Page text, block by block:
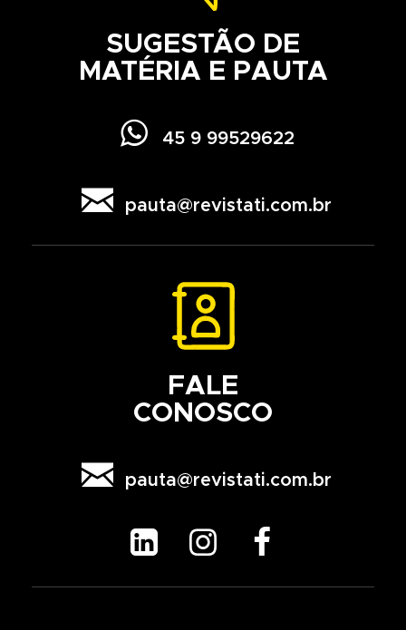
SUGESTÃO DE
MATÉRIA E PAUTA
 45 9 99529622
 pauta@revistati.com.br
FALE
CONOSCO
 pauta@revistati.com.br
  